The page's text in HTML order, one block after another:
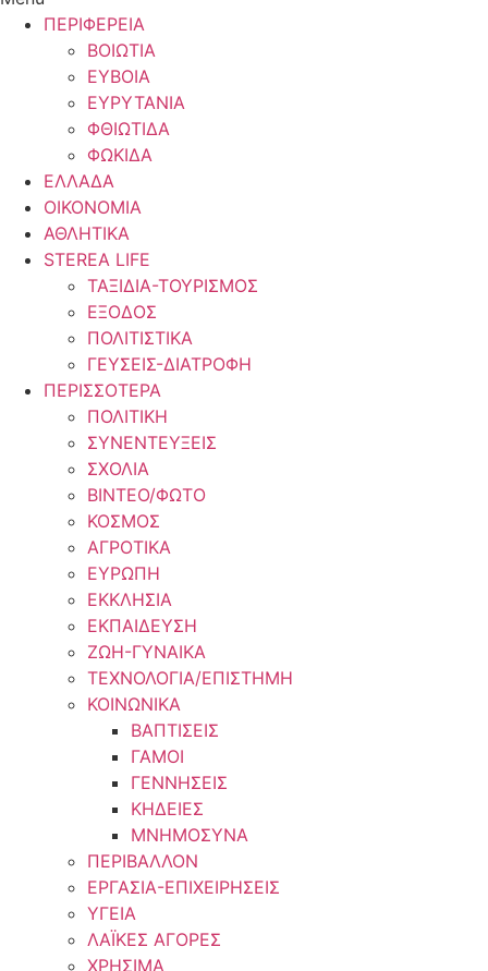
ΠΕΡΙΦΕΡΕΙΑ
ΒΟΙΩΤΙΑ
ΕΥΒΟΙΑ
ΕΥΡΥΤΑΝΙΑ
ΦΘΙΩΤΙΔΑ
ΦΩΚΙΔΑ
ΕΛΛΑΔΑ
ΟΙΚΟΝΟΜΙΑ
ΑΘΛΗΤΙΚΑ
STEREA LIFE
ΤΑΞΙΔΙΑ-ΤΟΥΡΙΣΜΟΣ
ΕΞΟΔΟΣ
ΠΟΛΙΤΙΣΤΙΚΑ
ΓΕΥΣΕΙΣ-ΔΙΑΤΡΟΦΗ
ΠΕΡΙΣΣΟΤΕΡΑ
ΠΟΛΙΤΙΚΗ
ΣΥΝΕΝΤΕΥΞΕΙΣ
ΣΧΟΛΙΑ
ΒΙΝΤΕΟ/ΦΩΤΟ
ΚΟΣΜΟΣ
ΑΓΡΟΤΙΚΑ
ΕΥΡΩΠΗ
ΕΚΚΛΗΣΙΑ
ΕΚΠΑΙΔΕΥΣΗ
ΖΩΗ-ΓΥΝΑΙΚΑ
ΤΕΧΝΟΛΟΓΙΑ/ΕΠΙΣΤΗΜΗ
ΚΟΙΝΩΝΙΚΑ
ΒΑΠΤΙΣΕΙΣ
ΓΑΜΟΙ
ΓΕΝΝΗΣΕΙΣ
ΚΗΔΕΙΕΣ
ΜΝΗΜΟΣΥΝΑ
ΠΕΡΙΒΑΛΛΟΝ
ΕΡΓΑΣΙΑ-ΕΠΙΧΕΙΡΗΣΕΙΣ
ΥΓΕΙΑ
ΛΑΪΚΕΣ ΑΓΟΡΕΣ
ΧΡΗΣΙΜΑ